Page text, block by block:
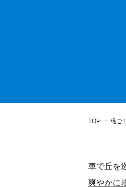
【体験記】
TOP > 過ご
車で丘を
爽やかに